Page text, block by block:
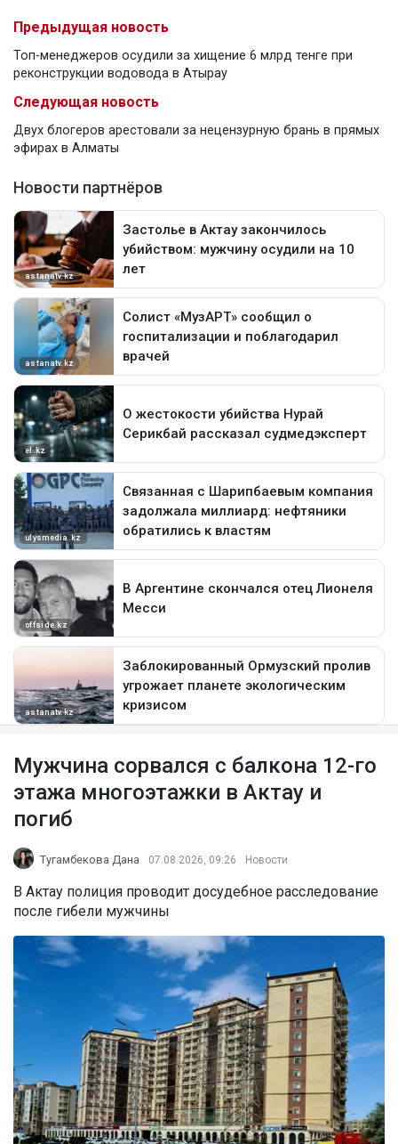
Предыдущая новость
Топ-менеджеров осудили за хищение 6 млрд тенге при
реконструкции водовода в Атырау
Следующая новость
Двух блогеров арестовали за нецензурную брань в прямых
эфирах в Алматы
Мужчина сорвался с балкона 12-го
этажа многоэтажки в Актау и
погиб
Тугамбекова Дана 07.08.2026, 09:26 Новости
В Актау полиция проводит досудебное расследование
после гибели мужчины